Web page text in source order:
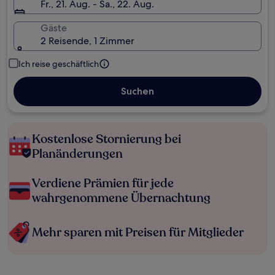
Fr., 21. Aug. - Sa., 22. Aug.
Gäste
2 Reisende, 1 Zimmer
Ich reise geschäftlich
Suchen
Kostenlose Stornierung bei
Planänderungen
Verdiene Prämien für jede
wahrgenommene Übernachtung
Mehr sparen mit Preisen für Mitglieder